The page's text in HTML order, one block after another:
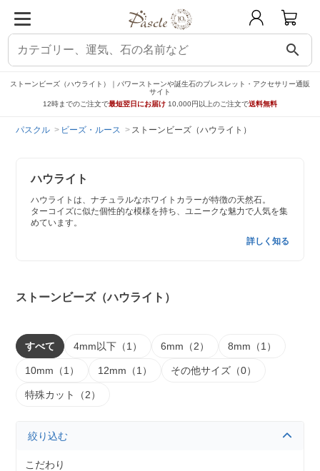
search
ストーンビーズ（ハウライト）｜パワーストーンや誕生石のブレスレット・アクセサリー通販
サイト
12時までのご注文で最短翌日にお届け 10,000円以上のご注文で送料無料
パスクル ビーズ・ルース ストーンビーズ（ハウライト）
ハウライト
ハウライトは、ナチュラルなホワイトカラーが特徴の天然石。
ターコイズに似た個性的な模様を持ち、ユニークな魅力で人気を集
めています。
詳しく知る
ストーンビーズ（ハウライト）
すべて 4mm以下（1） 6mm（2） 8mm（1）
10mm（1） 12mm（1） その他サイズ（0）
特殊カット（2）
絞り込む
こだわり